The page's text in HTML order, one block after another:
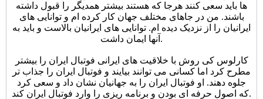
ها باید سعی کنند هرجا که هستند بیشتر همدیگر را قبول داشته
باشند. من در جاهای مختلف جهان کار کرده ام و توانایی های
ایرانیان را از نزدیک دیده ام. توانایی های ایرانیان بالاست و باید به
آنها ایمان داشت.
کارلوس کی روش با خلاقیت های ایرانی فوتبال ایران را بیشتر
مطرح کرد اما کسانی می توانند بیایند و فوتبال ایران را جذاب تر
جلوه دهند. او فوتبال ایران را به جهانیان نشان داد و سعی کرد
که اصول حرفه ای بودن و برنامه ریزی را وارد فوتبال ایران کند.